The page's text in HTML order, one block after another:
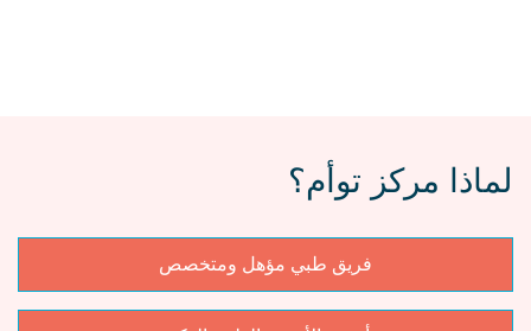
لماذا مركز توأم؟
فريق طبي مؤهل ومتخصص